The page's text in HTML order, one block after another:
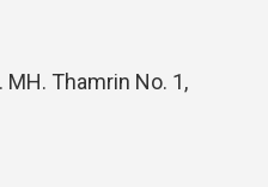
MH. Thamrin No. 1,